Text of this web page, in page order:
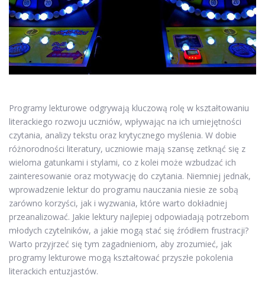
Programy lekturowe odgrywają kluczową rolę w kształtowaniu
literackiego rozwoju uczniów, wpływając na ich umiejętności
czytania, analizy tekstu oraz krytycznego myślenia. W dobie
różnorodności literatury, uczniowie mają szansę zetknąć się z
wieloma gatunkami i stylami, co z kolei może wzbudzać ich
zainteresowanie oraz motywację do czytania. Niemniej jednak,
wprowadzenie lektur do programu nauczania niesie ze sobą
zarówno korzyści, jak i wyzwania, które warto dokładniej
przeanalizować. Jakie lektury najlepiej odpowiadają potrzebom
młodych czytelników, a jakie mogą stać się źródłem frustracji?
Warto przyjrzeć się tym zagadnieniom, aby zrozumieć, jak
programy lekturowe mogą kształtować przyszłe pokolenia
literackich entuzjastów.